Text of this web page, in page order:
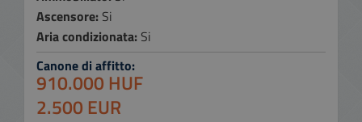
Ascensore: Si
Aria condizionata: Si
Canone di affitto:
910.000 HUF
2.500 EUR